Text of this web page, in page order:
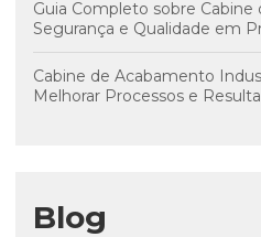
Guia Completo sobre Cabine
Segurança e Qualidade em
Cabine de Acabamento
Melhorar Processos e
Blog